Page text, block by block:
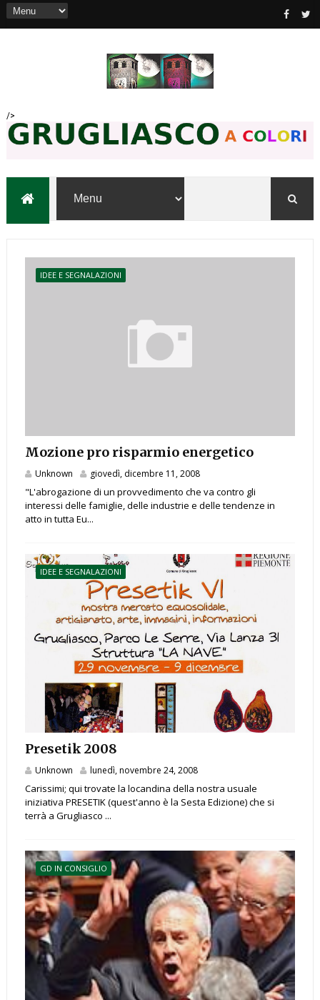
/>
IDEE E SEGNALAZIONI
Mozione pro risparmio energetico
Unknown giovedì, dicembre 11, 2008
"L'abrogazione di un provvedimento che va contro gli
interessi delle famiglie, delle industrie e delle tendenze in
atto in tutta Eu...
IDEE E SEGNALAZIONI
Presetik 2008
Unknown lunedì, novembre 24, 2008
Carissimi; qui trovate la locandina della nostra usuale
iniziativa PRESETIK (quest'anno è la Sesta Edizione) che si
terrà a Grugliasco ...
GD IN CONSIGLIO